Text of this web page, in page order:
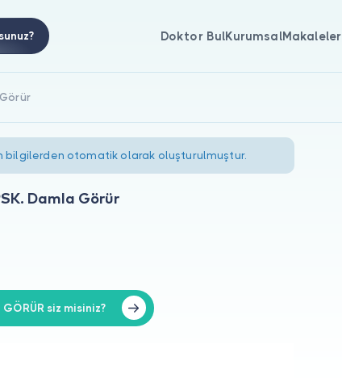
Doktor BulKurumsalMakaleler
bilgilerden otomatik olarak oluşturulmuştur.
Damla Görür
GÖRÜR siz misiniz?